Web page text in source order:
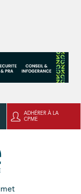
ADHÉRER À LA
CPME